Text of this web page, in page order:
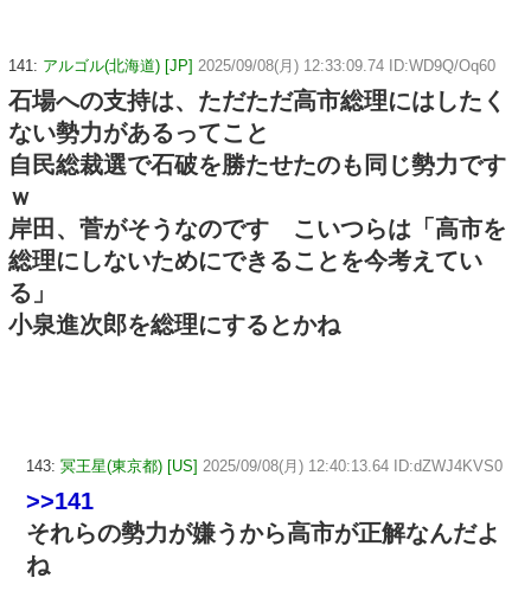
141: アルゴル(北海道) [JP] 2025/09/08(月) 12:33:09.74 ID:WD9Q/Oq60
石場への支持は、ただただ高市総理にはしたく
ない勢力があるってこと
自民総裁選で石破を勝たせたのも同じ勢力です
ｗ
岸田、菅がそうなのです こいつらは「高市を
総理にしないためにできることを今考えてい
る」
小泉進次郎を総理にするとかね
143: 冥王星(東京都) [US] 2025/09/08(月) 12:40:13.64 ID:dZWJ4KVS0
>>141
それらの勢力が嫌うから高市が正解なんだよ
ね